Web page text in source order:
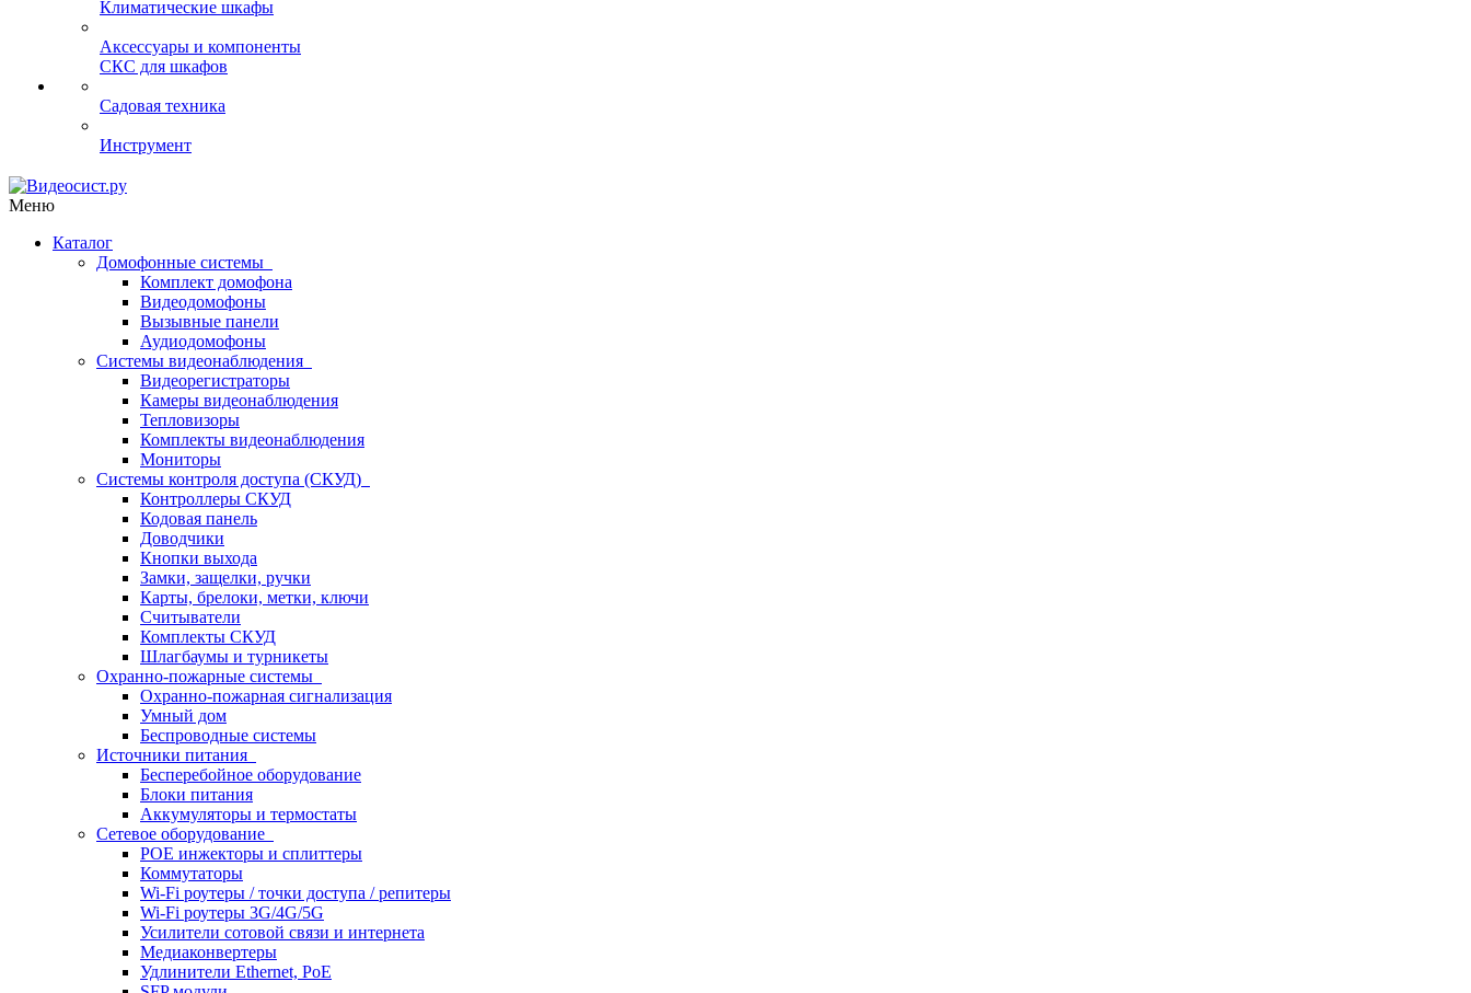
Климатические шкафы
Аксессуары и компоненты
СКС для шкафов
Садовая техника
Инструмент
Меню
Каталог
Домофонные системы
Комплект домофона
Видеодомофоны
Вызывные панели
Аудиодомофоны
Системы видеонаблюдения
Видеорегистраторы
Камеры видеонаблюдения
Тепловизоры
Комплекты видеонаблюдения
Мониторы
Системы контроля доступа (СКУД)
Контроллеры СКУД
Кодовая панель
Доводчики
Кнопки выхода
Замки, защелки, ручки
Карты, брелоки, метки, ключи
Считыватели
Комплекты СКУД
Шлагбаумы и турникеты
Охранно-пожарные системы
Охранно-пожарная сигнализация
Умный дом
Беспроводные системы
Источники питания
Бесперебойное оборудование
Блоки питания
Аккумуляторы и термостаты
Сетевое оборудование
POE инжекторы и сплиттеры
Коммутаторы
Wi-Fi роутеры / точки доступа / репитеры
Wi-Fi роутеры 3G/4G/5G
Усилители сотовой связи и интернета
Медиаконвертеры
Удлинители Ethernet, PoE